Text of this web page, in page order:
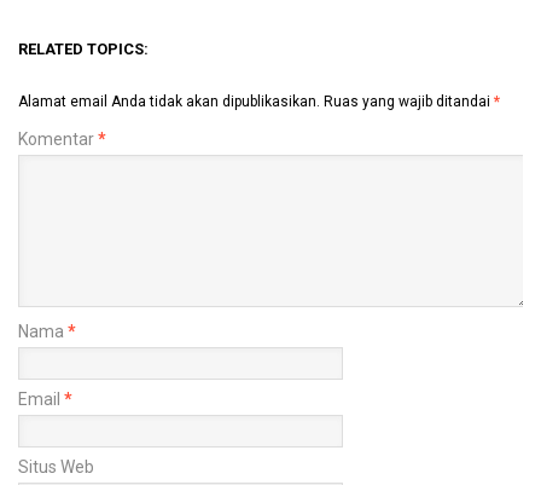
RELATED TOPICS:
Alamat email Anda tidak akan dipublikasikan. Ruas yang wajib ditandai *
Komentar*
Nama *
Email *
Situs Web